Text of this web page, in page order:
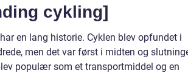
cykling]
en lang historie. Cyklen blev opfundet i
men det var først i midten og
populær som et transportmiddel og en